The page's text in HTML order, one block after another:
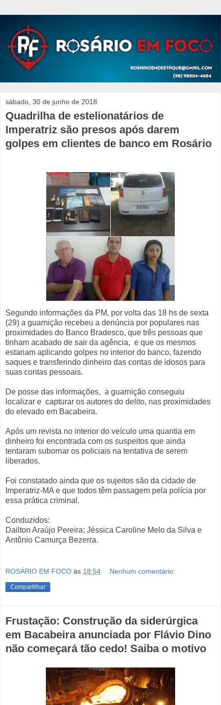
sábado, 30 de junho de 2018
Quadrilha de estelionatários de
Imperatriz são presos após darem
golpes em clientes de banco em Rosário
Segundo informações da PM, por volta das 18 hs de sexta
(29) a guarnição recebeu a denúncia por populares nas
proximidades do Banco Bradesco, que três pessoas que
tinham acabado de sair da agência, e que os mesmos
estariam aplicando golpes no interior do banco, fazendo
saques e transferindo dinheiro das contas de idosos para
suas contas pessoais.
De posse das informações, a guarnição conseguiu
localizar e capturar os autores do delito, nas proximidades
do elevado em Bacabeira.
Após um revista no interior do veículo uma quantia em
dinheiro foi encontrada com os suspeitos que ainda
tentaram subornar os policiais na tentativa de serem
liberados.
Foi constatado ainda que os sujeitos são da cidade de
Imperatriz-MA e que todos têm passagem pela polícia por
essa prática criminal.
Conduzidos:
Dailton Araújo Pereira; Jéssica Caroline Melo da Silva e
Antônio Camurça Bezerra.
ROSÁRIO EM FOCO às 18:54 Nenhum comentário:
Compartilhar
Frustação: Construção da siderúrgica
em Bacabeira anunciada por Flávio Dino
não começará tão cedo! Saiba o motivo